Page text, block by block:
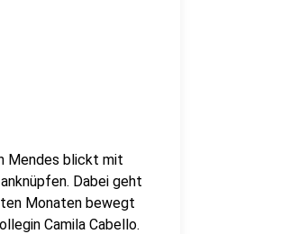
Mendes blickt mit
Dabei geht
Monaten bewegt
Camila Cabello.